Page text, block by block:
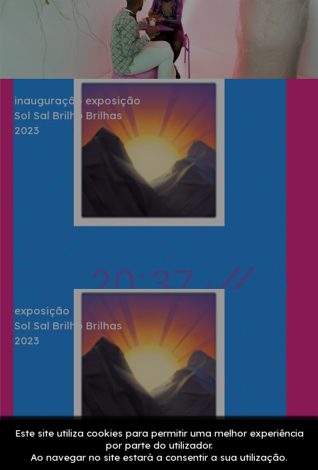
Este site utiliza cookies para permitir uma melhor experiência
por parte do utilizador.
Ao navegar no site estará a consentir a sua utilização.
inauguração exposição
Sol Sal Brilho Brilhas
2023
exposição
Sol Sal Brilho Brilhas
2023